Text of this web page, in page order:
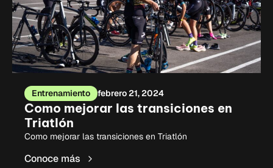
Entrenamiento febrero 21, 2024
Como mejorar las transiciones en
Triatlón
Como mejorar las transiciones en Triatlón
Conoce más